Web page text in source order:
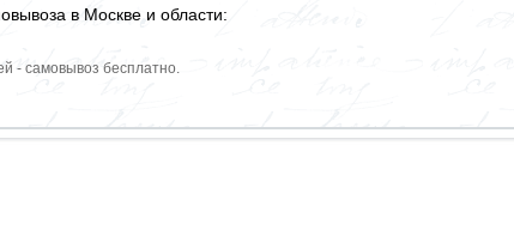
в Москве и области:
- самовывоз бесплатно.